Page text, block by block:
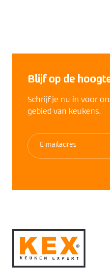
Blijf op de
Schrijf je nu in voor
gebied van keukens.